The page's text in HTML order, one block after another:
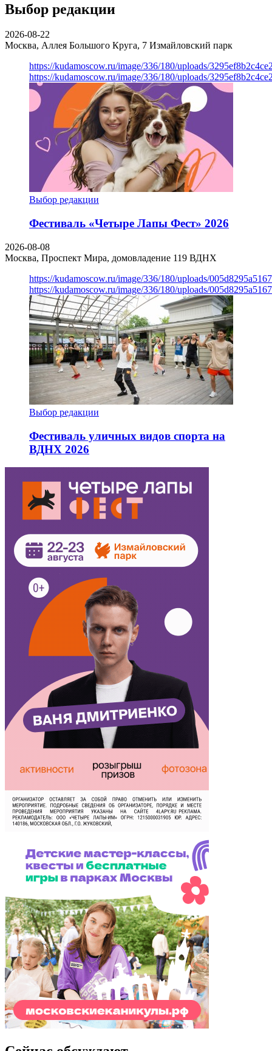
Выбор редакции
2026-08-22
Москва, Аллея Большого Круга, 7 Измайловский парк
https://kudamoscow.ru/image/336/180/uploads/
https://kudamoscow.ru/image/336/180/uploads/
Выбор редакции
Фестиваль «Четыре Лапы Фест» 2026
2026-08-08
Москва, Проспект Мира, домовладение 119 ВДНХ
https://kudamoscow.ru/image/336/180/uploads/
https://kudamoscow.ru/image/336/180/uploads/
Выбор редакции
Фестиваль уличных видов спорта на
ВДНХ 2026